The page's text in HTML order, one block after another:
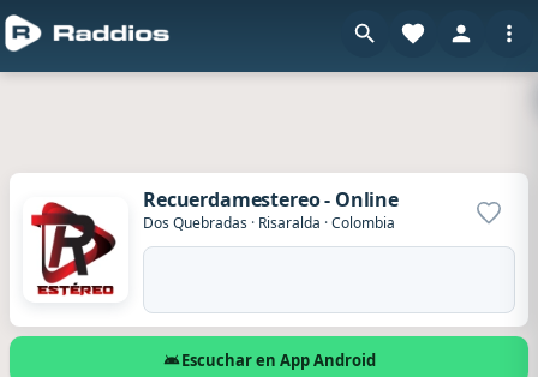
Recuerdamestereo - Online
Dos Quebradas · Risaralda ·Colombia
Escuchar en App Android